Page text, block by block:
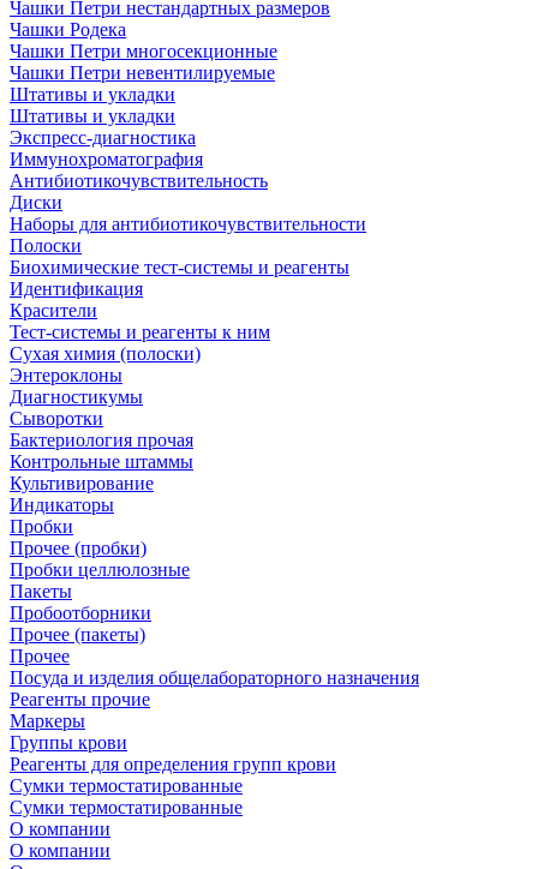
Чашки Петри нестандартных размеров
Чашки Родека
Чашки Петри многосекционные
Чашки Петри невентилируемые
Штативы и укладки
Штативы и укладки
Экспресс-диагностика
Иммунохроматография
Антибиотикочувствительность
Диски
Наборы для антибиотикочувствительности
Полоски
Биохимические тест-системы и реагенты
Идентификация
Красители
Тест-системы и реагенты к ним
Сухая химия (полоски)
Энтероклоны
Диагностикумы
Сыворотки
Бактериология прочая
Контрольные штаммы
Культивирование
Индикаторы
Пробки
Прочее (пробки)
Пробки целлюлозные
Пакеты
Пробоотборники
Прочее (пакеты)
Прочее
Посуда и изделия общелабораторного назначения
Реагенты прочие
Маркеры
Группы крови
Реагенты для определения групп крови
Сумки термостатированные
Сумки термостатированные
О компании
О компании